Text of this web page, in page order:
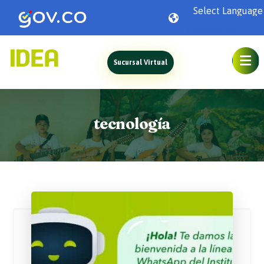
Sucursal Virtual
tecnología